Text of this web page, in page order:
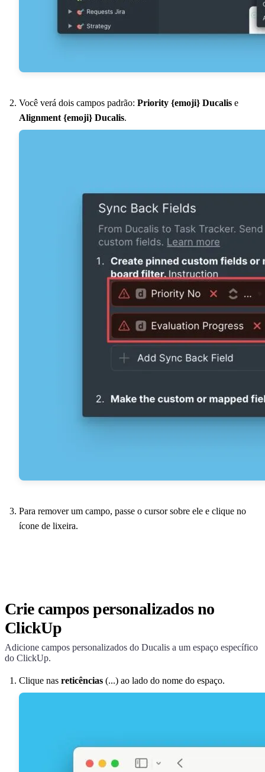
Você verá dois campos padrão: Priority {emoji} Ducalis e
Alignment {emoji} Ducalis.
Para remover um campo, passe o cursor sobre ele e clique no
ícone de lixeira.
Crie campos personalizados no
ClickUp
Adicione campos personalizados do Ducalis a um espaço específico
do ClickUp.
Clique nas reticências (...) ao lado do nome do espaço.